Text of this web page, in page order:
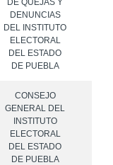
DE QUEJAS Y
DENUNCIAS
DEL INSTITUTO
ELECTORAL
DEL ESTADO
DE PUEBLA
CONSEJO
GENERAL DEL
INSTITUTO
ELECTORAL
DEL ESTADO
DE PUEBLA